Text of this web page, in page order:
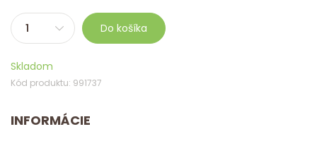
Do košíka
Skladom
Kód produktu: 991737
INFORMÁCIE